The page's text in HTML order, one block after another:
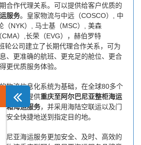
合作代理关系。可以提供给客户优质的
服务。皇家物流与中远（COSCO）, 中
（NYK）, 马士基（MSC）, 美森
CMA）,长荣（EVG），赫伯罗特
轮公司建立了长期代理合作关系，可为
、更准确的航班、更充足的舱位、更合
更优质服务体验。
物流信息化系统为基础，在全球80多个
，为您提供重庆至阿尔巴尼亚整柜海运
箱海运服务，并采用海陆空联运以及门
安全快捷地送到指定目的地。
尼亚海运服务更加安全、及时、高效的